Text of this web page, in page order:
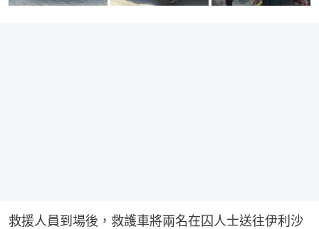
救援人員到場後，救護車將兩名在囚人士送往伊利沙